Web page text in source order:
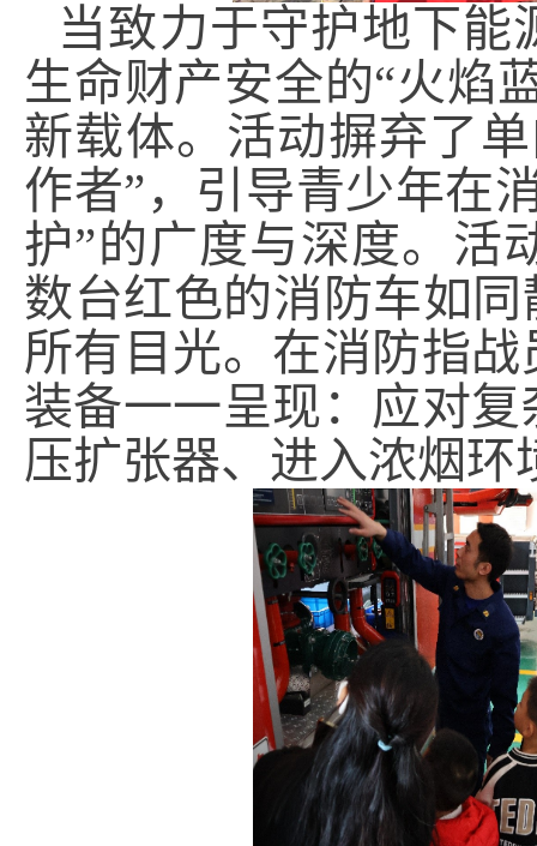
当致力于守护地下能
生命财产安全的“火焰
新载体。活动摒弃了
作者”，引导青少年在
护”的广度与深度。 活
数台红色的消防车如
所有目光。在消防指
装备一一呈现：应对
压扩张器、进入浓烟